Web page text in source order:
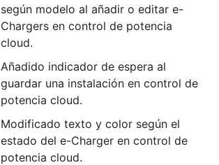
según modelo al añadir o editar e-
Chargers en control de potencia
cloud.
Añadido indicador de espera al
guardar una instalación en control de
potencia cloud.
Modificado texto y color según el
estado del e-Charger en control de
potencia cloud.